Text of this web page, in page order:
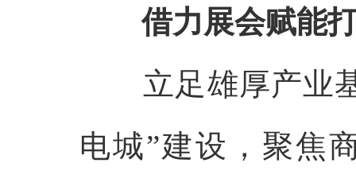
借力展会赋能
立足雄厚产业
电城”建设，聚焦